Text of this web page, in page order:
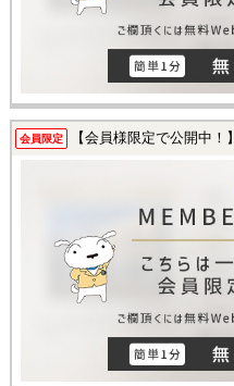
会員限定 【会員様限定で公開中！】